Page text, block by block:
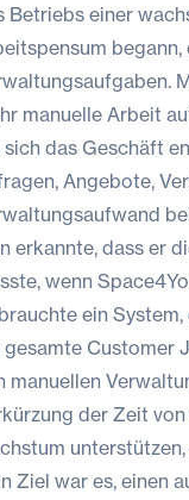
Betriebs einer
manuelle Arbeit
sich das Geschäft
Angebote,
erkannte, dass er
wenn
ein
gesamte Customer
manuellen
der Zeit
Ziel war es, einen